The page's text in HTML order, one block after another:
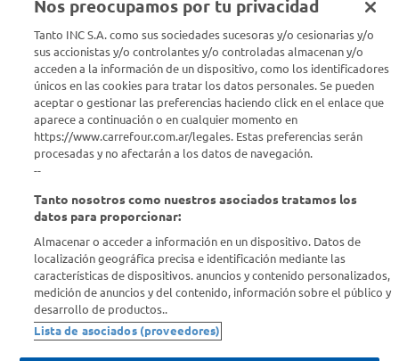
Estamos para ayudarte
¿Tenés una consulta? Comunicate con nosotros acá
Descubrí Carrefour
Conocenos
Info útil
Comprá Online
Nos preocupamos por tu privacidad
Tanto INC S.A. como sus sociedades sucesoras y/o cesionarias y/o
sus accionistas y/o controlantes y/o controladas almacenan y/o
acceden a la información de un dispositivo, como los identificadores
únicos en las cookies para tratar los datos personales. Se pueden
aceptar o gestionar las preferencias haciendo click en el enlace que
aparece a continuación o en cualquier momento en
https://www.carrefour.com.ar/legales. Estas preferencias serán
procesadas y no afectarán a los datos de navegación.
--
Tanto nosotros como nuestros asociados tratamos los
datos para proporcionar:
Almacenar o acceder a información en un dispositivo. Datos de
localización geográfica precisa e identificación mediante las
características de dispositivos. anuncios y contenido personalizados,
medición de anuncios y del contenido, información sobre el público y
desarrollo de productos..
Lista de asociados (proveedores)